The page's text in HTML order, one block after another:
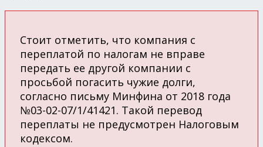
Стоит отметить, что компания с
переплатой по налогам не вправе
передать ее другой компании с
просьбой погасить чужие долги,
согласно письму Минфина от 2018 года
№03-02-07/1/41421. Такой перевод
переплаты не предусмотрен Налоговым
кодексом.